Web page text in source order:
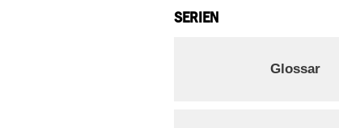
SERIEN
Glossar